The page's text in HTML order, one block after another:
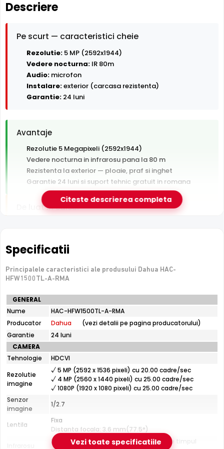
Descriere
Pe scurt — caracteristici cheie
Rezolutie: 5 MP (2592x1944)
Vedere nocturna: IR 80m
Audio: microfon
Instalare:exterior (carcasa rezistenta)
Garantie: 24 luni
Avantaje
Rezolutie 5 Megapixeli (2592x1944)
Vedere nocturna in infrarosu pana la 80 m
Rezistenta la exterior — ploaie, praf si inghet
Garantie 24 luni si suport tehnic gratuit in romana
De luat in calcul
e-Camere.ro recomanda acest produs pentru:
perimetre mari: curti, depozite, spatii industriale.
Infrarosu 80m
Dahua HAC-HFW1500TL-A-RMA dispune de iluminare
infrarosu cu raza de actiune de pana la
vizibilitate clara pe intuneric total. LED-urile IR sunt
invizibile ochiului uman si nu deranjeaza.
Citeste descrierea completa
Specificatii
Principalele caracteristici ale produsului Dahua HAC-
HFW1500TL-A-RMA
Specificatii
tehnice
Dahua
HAC-
HFW1500TL-
A-
RMA
GENERAL
Nume
HAC-HFW1500TL-A-RMA
Producator
Dahua
(vezi detalii pe pagina producatorului)
Garantie
24 luni
CAMERA
Tehnologie
HDCVI
Rezolutie
imagine
√ 5 MP (2592 x 1536 pixeli) cu 20.00 cadre/sec
√ 4 MP (2560 x 1440 pixeli) cu 25.00 cadre/sec
√ 1080P (1920 x 1080 pixeli) cu 25.00 cadre/sec
Senzor
imagine
1/2.7
Lentila
Fixa
Distanta focala: 3.6 mm(77.5°)
Pana la 80 metri (pentru vizualizarea pe timpul
Vezi toate specificatiile